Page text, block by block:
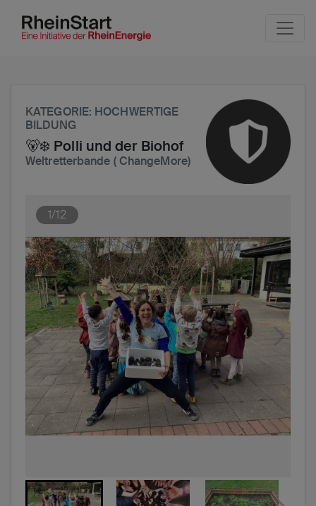
Seite
KATEGORIE: HOCHWERTIGE
BILDUNG
🐻‍❄️ Polli und der Biohof
Weltretterbande ( ChangeMore)
1/12